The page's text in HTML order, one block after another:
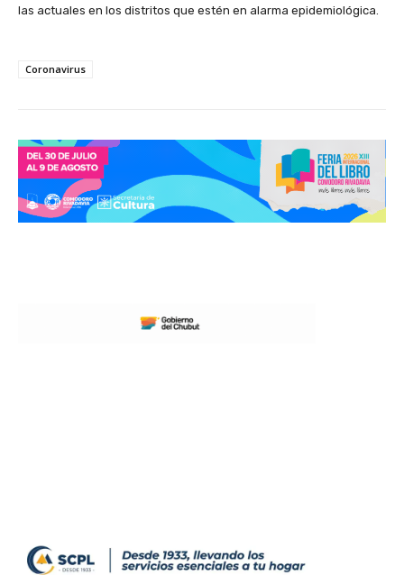
las actuales en los distritos que estén en alarma epidemiológica.
Coronavirus